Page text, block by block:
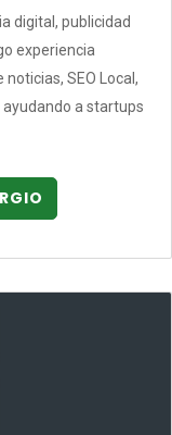
digital, publicidad
experiencia
SEO Local,
ayudando a startups